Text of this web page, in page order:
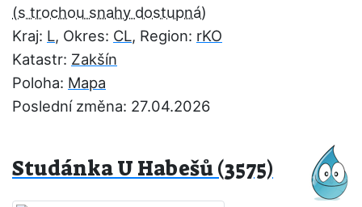
Kraj: L, Okres: CL, Region: rKO
Katastr: Zakšín
Poloha: Mapa
Poslední změna: 27.04.2026
Studánka U Habešů (3575)